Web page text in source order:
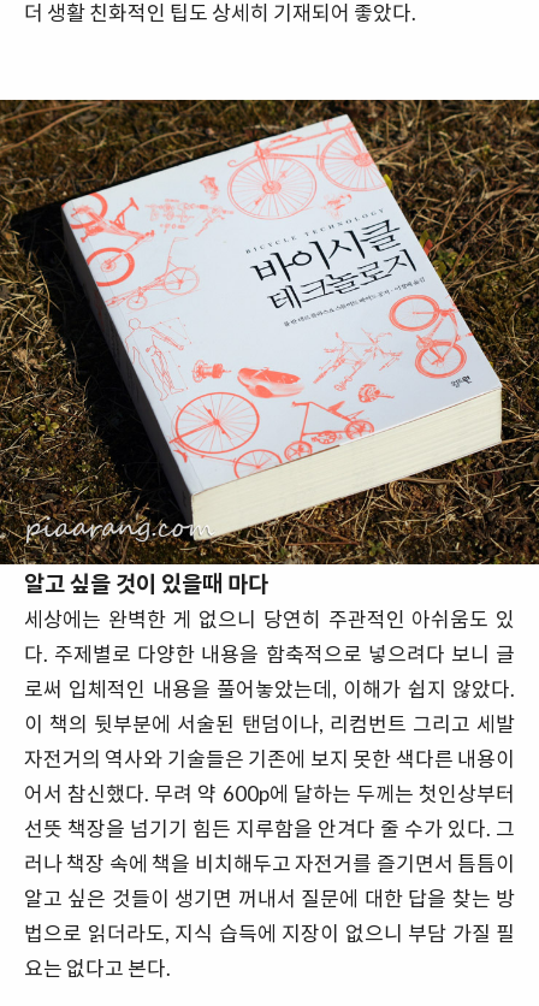
더 생활 친화적인 팁도 상세히 기재되어 좋았다.
알고 싶을 것이 있을때 마다
세상에는 완벽한 게 없으니 당연히 주관적인 아쉬움도 있
다. 주제별로 다양한 내용을 함축적으로 넣으려다 보니 글
로써 입체적인 내용을 풀어놓았는데, 이해가 쉽지 않았다.
이 책의 뒷부분에 서술된 탠덤이나, 리컴번트 그리고 세발
자전거의 역사와 기술들은 기존에 보지 못한 색다른 내용이
어서 참신했다. 무려 약 600p에 달하는 두께는 첫인상부터
선뜻 책장을 넘기기 힘든 지루함을 안겨다 줄 수가 있다. 그
러나 책장 속에 책을 비치해두고 자전거를 즐기면서 틈틈이
알고 싶은 것들이 생기면 꺼내서 질문에 대한 답을 찾는 방
법으로 읽더라도, 지식 습득에 지장이 없으니 부담 가질 필
요는 없다고 본다.